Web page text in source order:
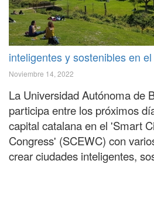
inteligentes y sostenibles en
Noviembre 14, 2022
La Universidad Autónoma de
participa entre los próximos
capital catalana en el 'Smart
Congress' (SCEWC) con
crear ciudades inteligentes,